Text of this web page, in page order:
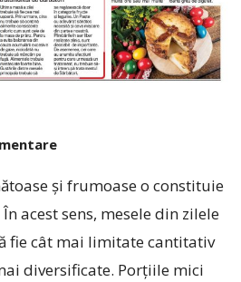
și frumoase o constituie
acest sens, mesele din zilele
fie cât mai limitate cantitativ
diversificate. Porțiile mici